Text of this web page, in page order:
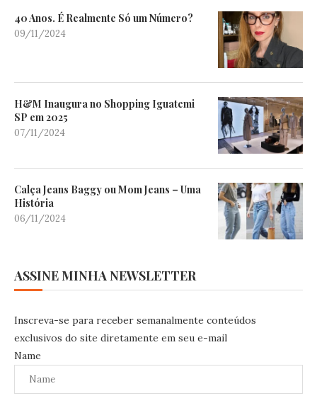
40 Anos. É Realmente Só um Número?
09/11/2024
H&M Inaugura no Shopping Iguatemi
SP em 2025
07/11/2024
Calça Jeans Baggy ou Mom Jeans – Uma
História
06/11/2024
ASSINE MINHA NEWSLETTER
Inscreva-se para receber semanalmente conteúdos
exclusivos do site diretamente em seu e-mail
Name